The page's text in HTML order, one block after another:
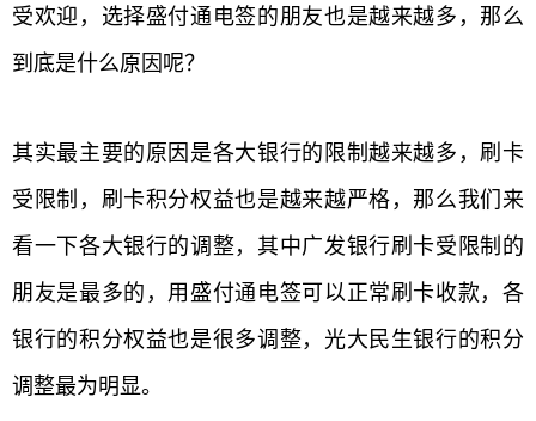
受欢迎，选择盛付通电签的朋友也是越来越多，那么
到底是什么原因呢？
其实最主要的原因是各大银行的限制越来越多，刷卡
受限制，刷卡积分权益也是越来越严格，那么我们来
看一下各大银行的调整，其中广发银行刷卡受限制的
朋友是最多的，用盛付通电签可以正常刷卡收款，各
银行的积分权益也是很多调整，光大民生银行的积分
调整最为明显。